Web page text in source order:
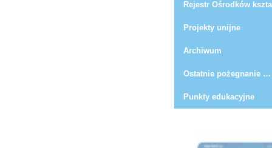
Rejestr Ośrodków
Projekty unijne
Archiwum
Ostatnie pożegnanie …
Punkty edukacyjne